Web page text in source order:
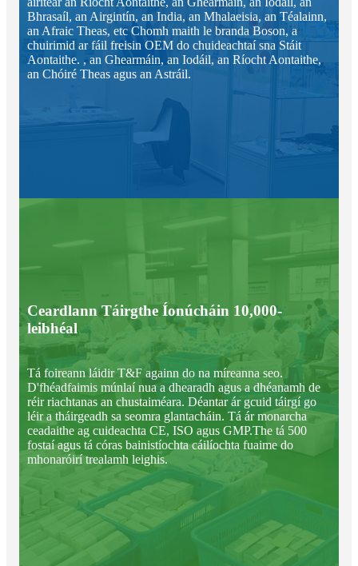
Bhrasaíl, an Airgintín, an India, an Mhalaeisia, an Téalainn,
an Afraic Theas, etc Chomh maith le branda Boson, a
chuirimid ar fáil freisin OEM do chuideachtaí sna Stáit
Aontaithe. , an Ghearmáin, an Iodáil, an Ríocht Aontaithe,
an Chóiré Theas agus an Astráil.
Ceardlann Táirgthe Íonúcháin 10,000-
leibhéal
Tá foireann láidir T&F againn do na míreanna seo.
D'fhéadfaimis múnlaí nua a dhearadh agus a dhéanamh de
réir riachtanas an chustaiméara. Déantar ár gcuid táirgí go
léir a tháirgeadh sa seomra glantacháin. Tá ár monarcha
ceadaithe ag cuideachta CE, ISO agus GMP.The tá 500
fostaí agus tá córas bainistíochta cáilíochta fuaime do
mhonaróirí trealamh leighis.